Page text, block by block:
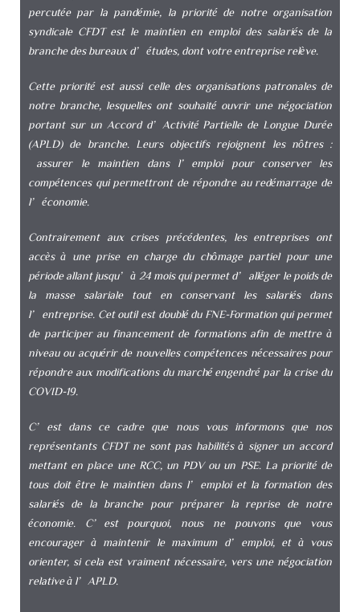
percutée par la pandémie, la priorité de notre organisation
syndicale CFDT est le maintien en emploi des salariés de la
branche des bureaux d’études, dont votre entreprise relève.
Cette priorité est aussi celle des organisations patronales de
notre branche, lesquelles ont souhaité ouvrir une négociation
portant sur un Accord d’Activité Partielle de Longue Durée
(APLD) de branche. Leurs objectifs rejoignent les nôtres :
assurer le maintien dans l’emploi pour conserver les
compétences qui permettront de répondre au redémarrage de
l’économie.
Contrairement aux crises précédentes, les entreprises ont
accès à une prise en charge du chômage partiel pour une
période allant jusqu’à 24 mois qui permet d’alléger le poids de
la masse salariale tout en conservant les salariés dans
l’entreprise. Cet outil est doublé du FNE-Formation qui permet
de participer au financement de formations afin de mettre à
niveau ou acquérir de nouvelles compétences nécessaires pour
répondre aux modifications du marché engendré par la crise du
COVID-19.
C’est dans ce cadre que nous vous informons que nos
représentants CFDT ne sont pas habilités à signer un accord
mettant en place une RCC, un PDV ou un PSE. La priorité de
tous doit être le maintien dans l’emploi et la formation des
salariés de la branche pour préparer la reprise de notre
économie. C’est pourquoi, nous ne pouvons que vous
encourager à maintenir le maximum d’emploi, et à vous
orienter, si cela est vraiment nécessaire, vers une négociation
relative à l’APLD.